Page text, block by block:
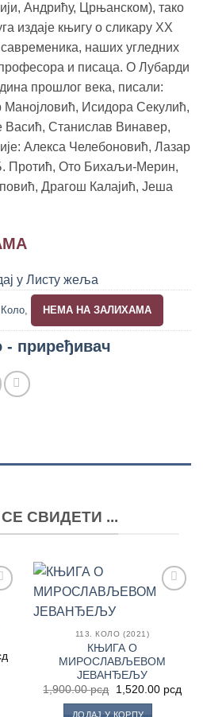
рсд.
Андрићу, Црњанском), тако
издаје књигу о сликару ХХ
наших угледних
и писаца. О Лубарди
прошлог века, писали:
Манојловић, Исидора Секулић,
Станислав Винавер,
Алекса Челебоновић, Лазар
Протић, Ото Бихаљи-Мерин,
Драгош Калајић, Јеша
у Листу жеља
Коло НЕМА НА ЗАЛИХАМА
приређивач
СВИДЕТИ ...
Тренутна
цена
1,192.00 рсд.
113. КОЛО (2021)
КЊИГА О
МИРОСЛАВЉЕВОМ
ЈЕВАНЂЕЉУ
1,900.00рсд
Оригинална
је
1,520.00 рсд
ДОДАЈ У КОРПУ